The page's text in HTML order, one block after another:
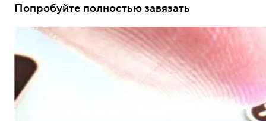
Попробуйте полностью завязать